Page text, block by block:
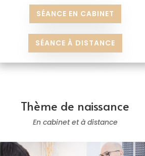
SÉANCE EN CABINET
SÉANCE À DISTANCE
Thème de naissance
En cabinet et à distance